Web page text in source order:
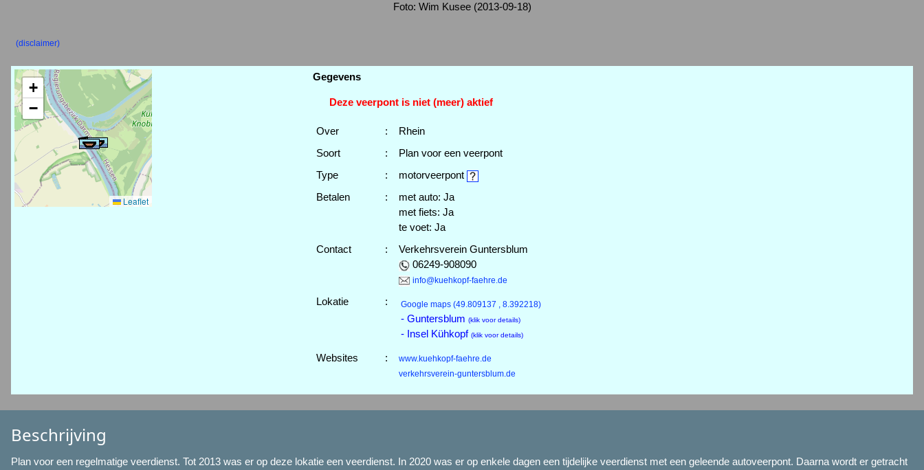
Foto: Wim Kusee (2013-09-18)
(disclaimer)
+
−
Leaflet
Gegevens
Deze veerpont is niet (meer) aktief
Over :
Rhein
Soort
:
Plan voor een veerpont
Type
:
motorveerpont
Betalen
:
met auto: Ja
met fiets: Ja
te voet: Ja
Contact
:
Verkehrsverein Guntersblum
06249-908090
info@kuehkopf-faehre.de
Lokatie : Google maps (49.809137 , 8.392218)
- Guntersblum (klik voor details)
- Insel Kühkopf (klik voor details)
Websites :
www.kuehkopf-faehre.de
verkehrsverein-guntersblum.de
Beschrijving
Plan voor een regelmatige veerdienst. Tot 2013 was er op deze lokatie een veerdienst. In 2020 was er op enkele dagen een tijdelijke veerdienst met een geleende autoveerpont. Daarna wordt er getracht